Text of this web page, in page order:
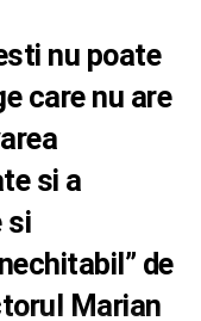
nu poate
care nu are
si a
si
de
Marian